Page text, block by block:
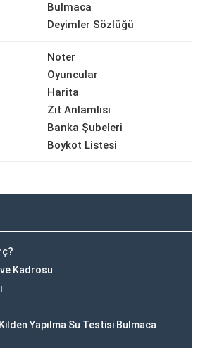
Bulmaca
Deyimler Sözlüğü
Noter
Oyuncular
Harita
Zıt Anlamlısı
Banka Şubeleri
Boykot Listesi
Kadrosu
Kilden Yapılma Su Testisi Bulmaca